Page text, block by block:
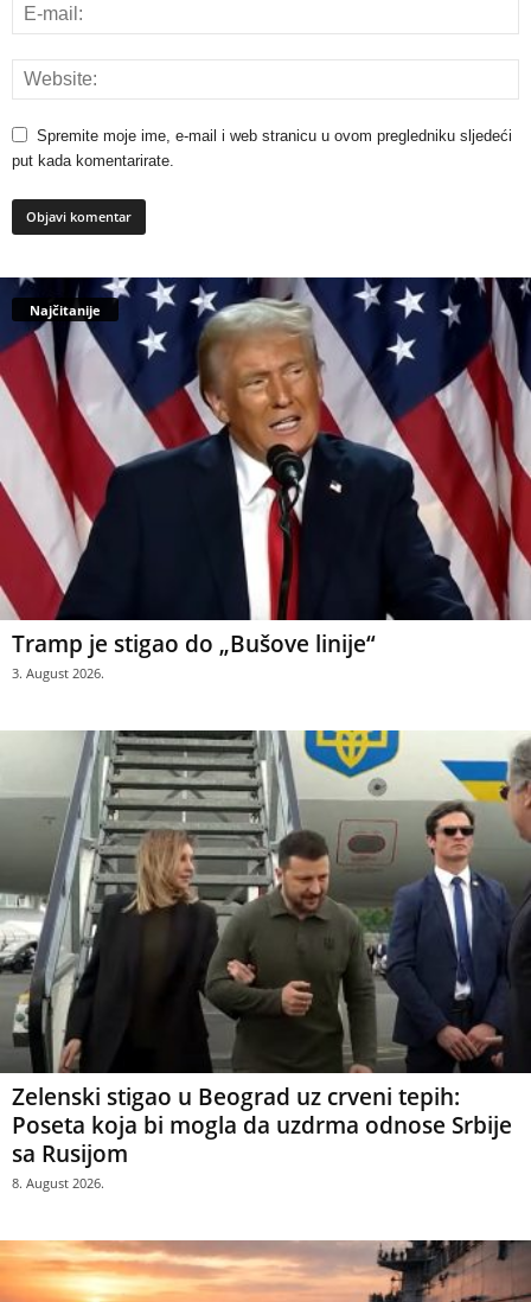
Spremite moje ime, e-mail i web stranicu u ovom pregledniku sljedeći
put kada komentarirate.
Najčitanije
Tramp je stigao do „Bušove linije“
3. August 2026.
Zelenski stigao u Beograd uz crveni tepih:
Poseta koja bi mogla da uzdrma odnose Srbije
sa Rusijom
8. August 2026.